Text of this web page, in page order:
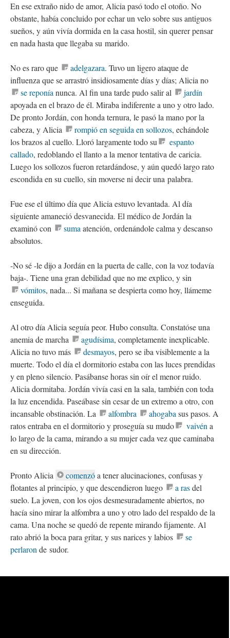
En ese extraño nido de amor, Alicia pasó todo el otoño. No
obstante, había concluido por echar un velo sobre sus antiguos
sueños, y aún vivía dormida en la casa hostil, sin querer pensar
en nada hasta que llegaba su marido.
No es raro que adelgazara. Tuvo un ligero ataque de
influenza que se arrastró insidiosamente días y días; Alicia no
se reponíanunca. Al fin una tarde pudo salir al
jardín
apoyada en el brazo de él. Miraba indiferente a uno y otro lado.
De pronto Jordán, con honda ternura, le pasó la mano por la
cabeza, y Alicia
rompió en seguida en sollozos, echándole
los brazos al cuello. Lloró largamente todo su
espanto
callado, redoblando el llanto a la menor tentativa de caricia.
Luego los sollozos fueron retardándose, y aún quedó largo rato
escondida en su cuello, sin moverse ni decir una palabra.
Fue ese el último día que Alicia estuvo levantada. Al día
siguiente amaneció desvanecida. El médico de Jordán la
examinó con
sumaatención, ordenándole calma y descanso
absolutos.
-No sé -le dijo a Jordán en la puerta de calle, con la voz todavía
baja-. Tiene una gran debilidad que no me explico, y sin
vómitos, nada... Si mañana se despierta como hoy, llámeme
enseguida.
Al otro día Alicia seguía peor. Hubo consulta. Constatóse una
anemia de marcha
agudísima, completamente inexplicable.
Alicia no tuvo más
desmayos, pero se iba visiblemente a la
muerte. Todo el día el dormitorio estaba con las luces prendidas
y en pleno silencio. Pasábanse horas sin oír el menor ruido.
Alicia dormitaba. Jordán vivía casi en la sala, también con toda
la luz encendida. Paseábase sin cesar de un extremo a otro, con
incansable obstinación. La
alfombra ahogabasus pasos. A
ratos entraba en el dormitorio y proseguía su mudo
vaivéna
lo largo de la cama, mirando a su mujer cada vez que caminaba
en su dirección.
Pronto Alicia comenzóa tener alucinaciones, confusas y
flotantes al principio, y que descendieron luego
a rasdel
suelo. La joven, con los ojos desmesuradamente abiertos, no
hacía sino mirar la alfombra a uno y otro lado del respaldo de la
cama. Una noche se quedó de repente mirando fijamente. Al
rato abrió la boca para gritar, y sus narices y labios
se
perlaronde sudor.